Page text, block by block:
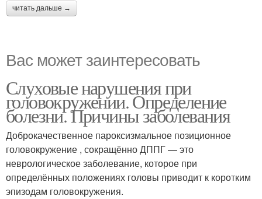
читать дальше →
Вас может заинтересовать
Слуховые нарушения при
головокружении. Определение
болезни. Причины заболевания
Доброкачественное пароксизмальное позиционное
головокружение , сокращённо ДППГ — это
неврологическое заболевание, которое при
определённых положениях головы приводит к коротким
эпизодам головокружения.